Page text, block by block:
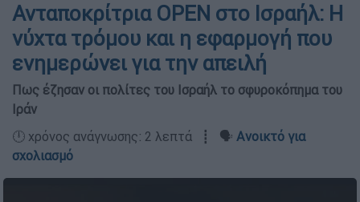
Ανταποκρίτρια OPEN στο Ισραήλ: Η
νύχτα τρόμου και η εφαρμογή που
ενημερώνει για την απειλή
Πως έζησαν οι πολίτες του Ισραήλ το σφυροκόπημα του
Ιράν
🕛 χρόνος ανάγνωσης: 2 λεπτά ┋ 🗣️ Ανοικτό για
σχολιασμό